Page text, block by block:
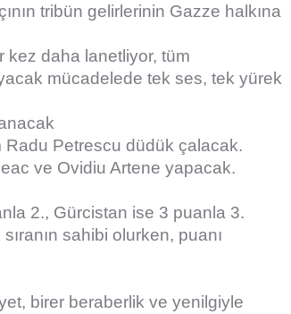
tribün gelirlerinin Gazze halkına
kez daha lanetliyor, tüm
mücadelede tek ses, tek yürek
Petrescu düdük çalacak.
ve Ovidiu Artene yapacak.
2., Gürcistan ise 3 puanla 3.
sahibi olurken, puanı
birer beraberlik ve yenilgiyle